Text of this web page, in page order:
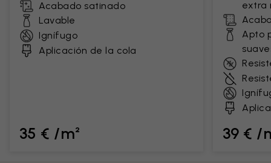
Acabado satinado
Lavable
Ignífugo
Aplicación de la cola
35 € /m²
extra
Apto
39 € /